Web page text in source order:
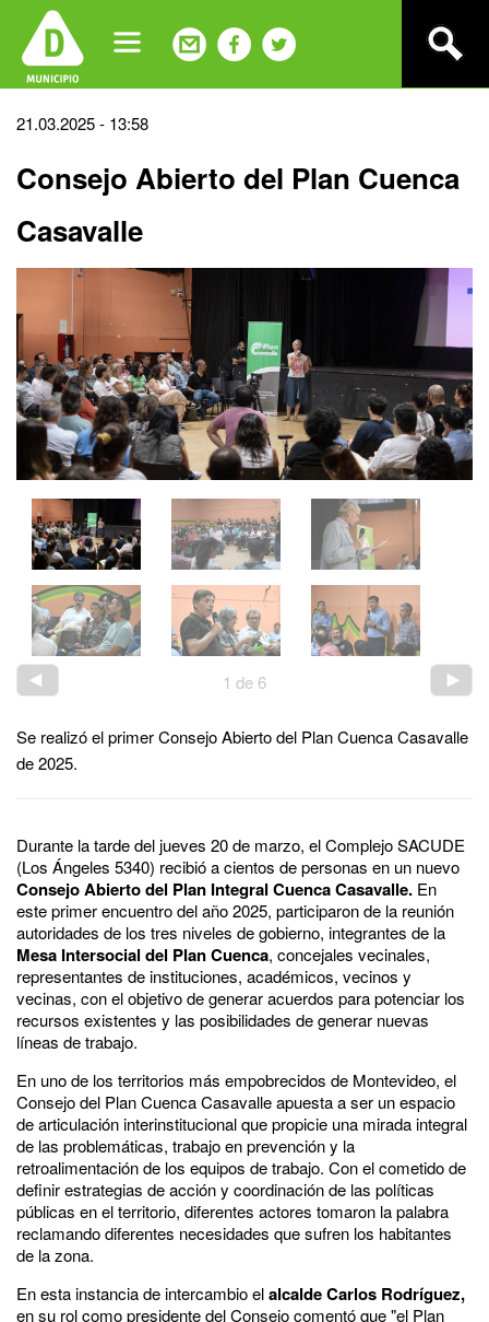
navigation
Back
top
21.03.2025 - 13:58
Consejo Abierto del Plan Cuenca
Casavalle
1 de 6
Se realizó el primer Consejo Abierto del Plan Cuenca Casavalle
de 2025.
Durante la tarde del jueves 20 de marzo, el Complejo SACUDE
(Los Ángeles 5340) recibió a cientos de personas en un nuevo
Consejo Abierto del Plan Integral Cuenca Casavalle. En
este primer encuentro del año 2025, participaron de la reunión
autoridades de los tres niveles de gobierno, integrantes de la
Mesa Intersocial del Plan Cuenca, concejales vecinales,
representantes de instituciones, académicos, vecinos y
vecinas, con el objetivo de generar acuerdos para potenciar los
recursos existentes y las posibilidades de generar nuevas
líneas de trabajo.
En uno de los territorios más empobrecidos de Montevideo, el
Consejo del Plan Cuenca Casavalle apuesta a ser un espacio
de articulación interinstitucional que propicie una mirada integral
de las problemáticas, trabajo en prevención y la
retroalimentación de los equipos de trabajo. Con el cometido de
definir estrategias de acción y coordinación de las políticas
públicas en el territorio, diferentes actores tomaron la palabra
reclamando diferentes necesidades que sufren los habitantes
de la zona.
En esta instancia de intercambio elalcalde Carlos Rodríguez,
en su rol como presidente del Consejo comentó que "el Plan